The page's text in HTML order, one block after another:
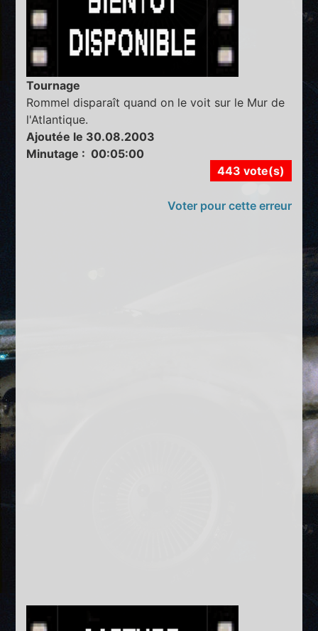
Tournage
Rommel disparaît quand on le voit sur le Mur de
l'Atlantique.
Ajoutée le 30.08.2003
Minutage : 00:05:00
443 vote(s)
Voter pour cette erreur